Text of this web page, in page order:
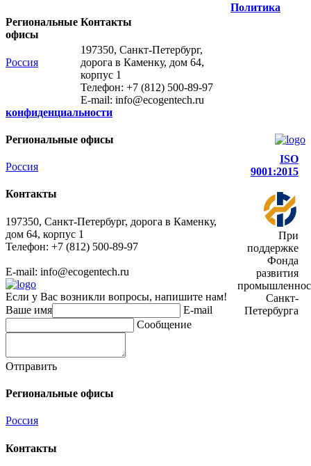
Региональные
офисы
Россия
Контакты
197350, Санкт-Петербург,
дорога в Каменку, дом 64,
корпус 1
Телефон: +7 (812) 500-89-97
E-mail: info@ecogеntech.ru
Политика
конфиденциальности
ISO
9001:2015
При
поддержке
Фонда
развития
Санкт-
Петербурга
Региональные офисы
Россия
Контакты
197350, Санкт-Петербург, дорога в Каменку,
дом 64, корпус 1
Телефон: +7 (812) 500-89-97
E-mail: info@ecogеntech.ru
Если у Вас возникли вопросы, напишите нам!
Ваше имя
E-mail
Сообщение
Отправить
Региональные офисы
Россия
Контакты